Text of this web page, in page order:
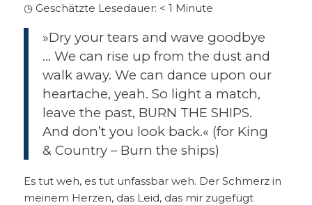
◷ Geschätzte Lesedauer: < 1 Minute
»Dry your tears and wave goodbye
… We can rise up from the dust and
walk away. We can dance upon our
heartache, yeah. So light a match,
leave the past, BURN THE SHIPS.
And don’t you look back.« (for King
& Country – Burn the ships)
Es tut weh, es tut unfassbar weh. Der Schmerz in
meinem Herzen, das Leid, das mir zugefügt